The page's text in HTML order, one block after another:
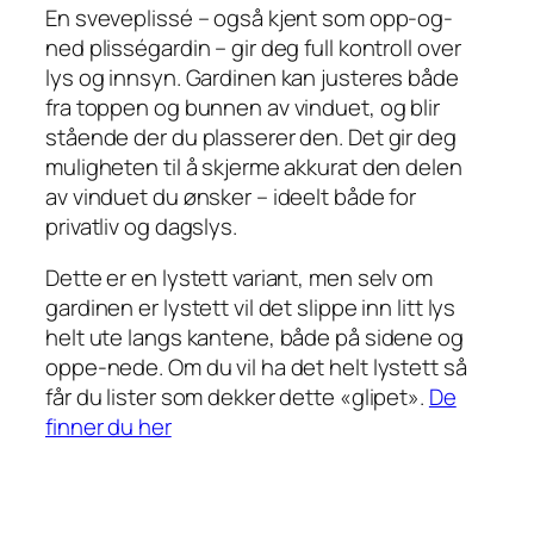
En sveveplissé – også kjent som opp-og-
ned plisségardin – gir deg full kontroll over
lys og innsyn. Gardinen kan justeres både
fra toppen og bunnen av vinduet, og blir
stående der du plasserer den. Det gir deg
muligheten til å skjerme akkurat den delen
av vinduet du ønsker – ideelt både for
privatliv og dagslys.
Dette er en lystett variant, men selv om
gardinen er lystett vil det slippe inn litt lys
helt ute langs kantene, både på sidene og
oppe-nede. Om du vil ha det helt lystett så
får du lister som dekker dette «glipet». De
finner du her